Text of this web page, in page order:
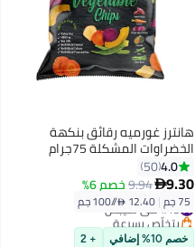
هانترز غورميه رقائق بنكهة
الخضراوات المشكلة 75جرام
4.0
50
9.30
9.94خصم 6%
75 جم |12.40 /⁨/100 جم⁩ #15 في شيبس
بتخلّص بسرعة
#15 في شيبس
خصم 10% إضافي + 2